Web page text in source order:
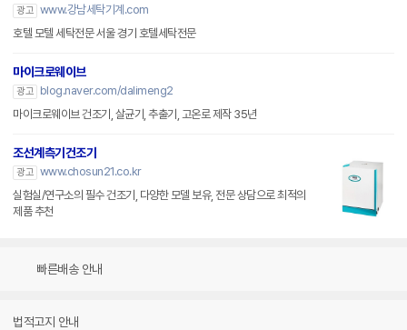
광고 www.강남세탁기계.com
호텔 모텔 세탁전문 서울 경기 호텔세탁전문
마이크로웨이브
광고
blog.naver.com/dalimeng2
마이크로웨이브 건조기, 살균기, 추출기, 고온로 제작 35년
조선계측기건조기
광고 www.chosun21.co.kr
실험실/연구소의 필수 건조기, 다양한 모델 보유, 전문 상담으로 최적의
제품 추천
빠른배송 안내
법적고지 안내